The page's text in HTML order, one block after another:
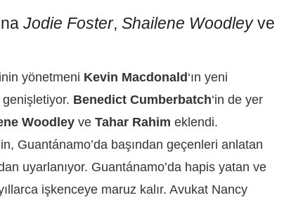
Jodie Foster, Shailene Woodleyve
yönetmeni Kevin Macdonald‘ın yeni
genişletiyor. Benedict Cumberbatch‘in de yer
Woodley ve Tahar Rahim eklendi.
Guantánamo’da başından geçenleri anlatan
uyarlanıyor. Guantánamo’da hapis yatan ve
işkenceye maruz kalır. Avukat Nancy